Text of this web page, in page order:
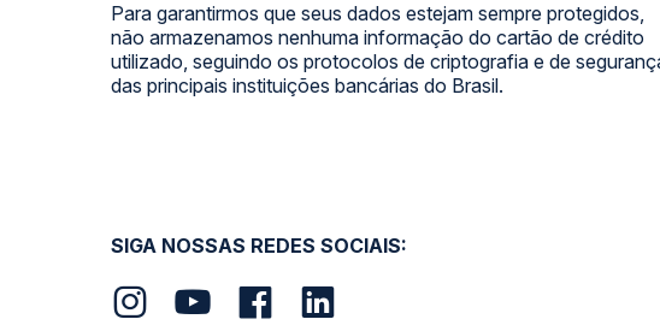
Para garantirmos que seus dados estejam sempre protegidos,
não armazenamos nenhuma informação do cartão de crédito
utilizado, seguindo os protocolos de criptografia e de
das principais instituições bancárias do Brasil.
SIGA NOSSAS REDES SOCIAIS: